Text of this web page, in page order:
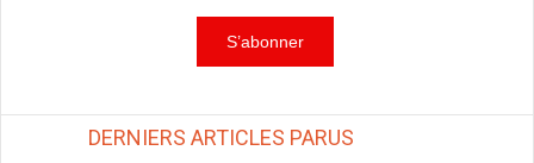
DERNIERS ARTICLES PARUS